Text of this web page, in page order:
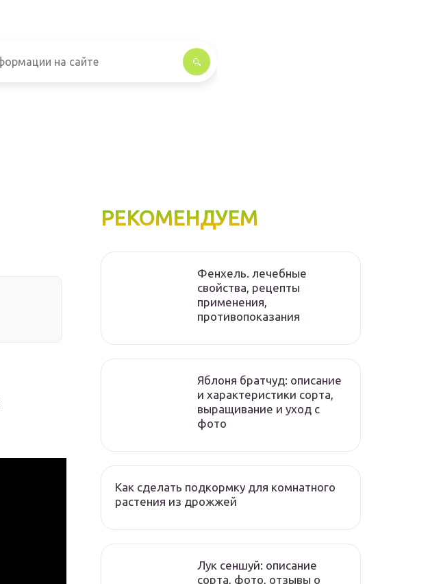
РЕКОМЕНДУЕМ
Фенхель. лечебные
свойства, рецепты
применения,
противопоказания
Яблоня братчуд: описание
и характеристики сорта,
выращивание и уход с
фото
Как сделать подкормку для комнатного
растения из дрожжей
Лук сеншуй: описание
сорта, фото, отзывы о